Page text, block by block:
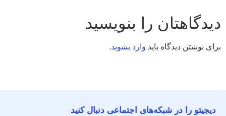
دیدگاهتان را بنویسید
برای نوشتن دیدگاه باید وارد بشوید.
دیجیتو را در شبکه‌های اجتماعی دنبال کنید